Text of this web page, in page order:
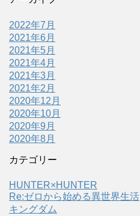
2022年7月
2021年6月
2021年5月
2021年4月
2021年3月
2021年2月
2020年12月
2020年10月
2020年9月
2020年8月
カテゴリー
HUNTER×HUNTER
Re:ゼロから始める異世界生活
キングダム